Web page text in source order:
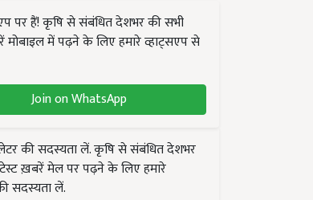
पर हैं! कृषि से संबंधित देशभर की सभी
में पढ़ने के लिए हमारे व्हाट्सएप से
Join on WhatsApp
की सदस्यता लें. कृषि से संबंधित देशभर
ख़बरें मेल पर पढ़ने के लिए हमारे
सदस्यता लें.